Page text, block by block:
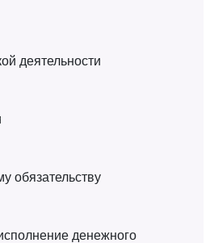
деятельности
обязательству
денежного